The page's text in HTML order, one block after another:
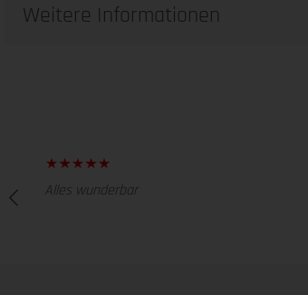
Weitere Informationen
Alles wunderbar